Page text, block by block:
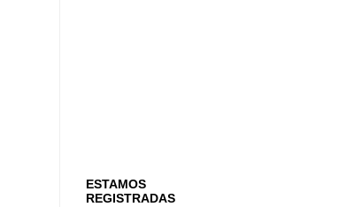
ESTAMOS
REGISTRADAS